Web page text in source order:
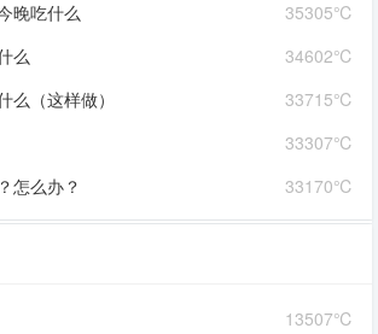
35305℃
晚吃什么
34602℃
么
33715℃
么（这样做）
33307℃
33170℃
怎么办？
13507℃